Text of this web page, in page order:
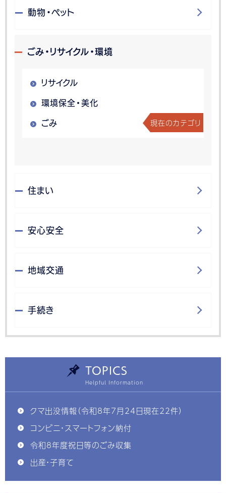
動物・ペット
ごみ・リサイクル・環境
リサイクル
環境保全・美化
ごみ 現在のカテゴリ
住まい
安心安全
地域交通
手続き
TOPICS
クマ出没情報（令和8年7月24日現在22件）
コンビニ・スマートフォン納付
令和8年度祝日等のごみ収集
出産・子育て